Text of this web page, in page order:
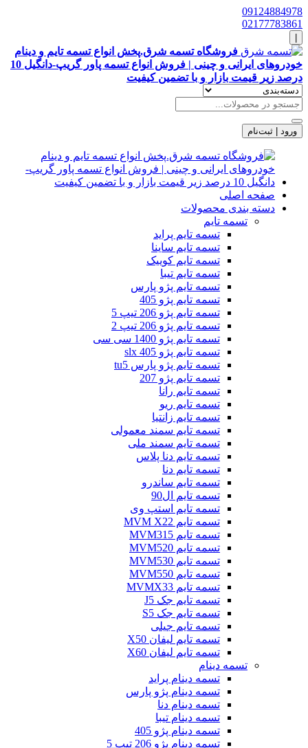
09124884978
02177783861
فروشگاه تسمه شرق.پخش انواع تسمه تایم و دینام
خودروهای ایرانی و چینی | فروش انواع تسمه پاور گریپ-دانگیل 10
درصد زیر قیمت بازار و با تضمین کیفیت
ورود | ثبت‌نام
صفحه اصلی
دسته بندی محصولات
تسمه تایم
تسمه تایم پراید
تسمه تایم ساینا
تسمه تایم کوییک
تسمه تایم تیبا
تسمه تایم پژو پارس
تسمه تایم پژو 405
تسمه تایم پژو 206 تیپ 5
تسمه تایم پژو 206 تیپ 2
تسمه تایم پژو 1400 سی سی
تسمه تایم پژو slx 405
تسمه تایم پژو پارس tu5
تسمه تایم پژو 207
تسمه تایم رانا
تسمه تایم ریو
تسمه تایم زانتیا
تسمه تایم سمند معمولی
تسمه تایم سمند ملی
تسمه تایم دنا پلاس
تسمه تایم دنا
تسمه تایم ساندرو
تسمه تایم ال90
تسمه تایم استپ وی
تسمه تایم MVM X22
تسمه تایم MVM315
تسمه تایم MVM520
تسمه تایم MVM530
تسمه تایم MVM550
تسمه تایم MVMX33
تسمه تایم جک J5
تسمه تایم جک S5
تسمه تایم جیلی
تسمه تایم لیفان X50
تسمه تایم لیفان X60
تسمه دینام
تسمه دینام پراید
تسمه دینام پژو پارس
تسمه دینام دنا
تسمه دینام تیبا
تسمه دینام پژو 405
تسمه دینام پژو 206 تیپ 5